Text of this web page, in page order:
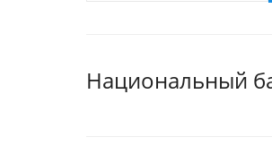
Национальный